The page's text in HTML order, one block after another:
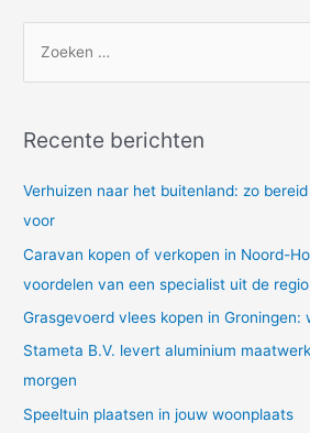
a
a
Recente berichten
Verhuizen naar het buitenland: zo
voor
Caravan kopen of verkopen in Noord-
voordelen van een specialist uit de regio
Grasgevoerd vlees kopen in Groningen:
Stameta B.V. levert aluminium
morgen
Speeltuin plaatsen in jouw woonplaats